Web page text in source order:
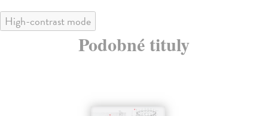
High-contrast mode
Podobné tituly